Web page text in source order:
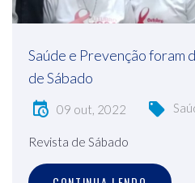
Saúde e Prevenção foram
de Sábado
09 out, 2022
Revista de Sábado